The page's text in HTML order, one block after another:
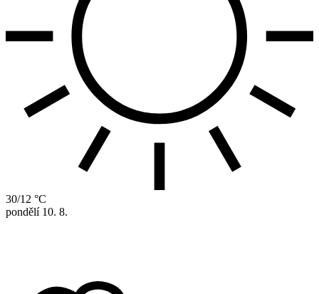
30/12 °C
pondělí 10. 8.